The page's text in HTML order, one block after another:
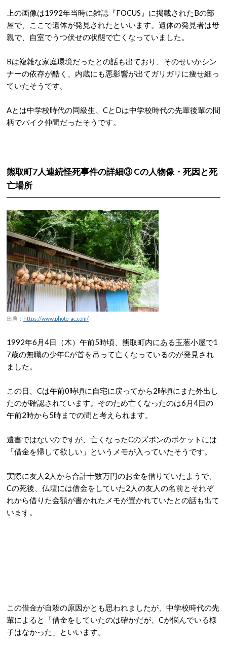
上の画像は1992年当時に雑誌『FOCUS』に掲載されたBの部
屋で、ここで遺体が発見されたといいます。遺体の発見者は母
親で、自室でうつ伏せの状態で亡くなっていました。
Bは複雑な家庭環境だったとの話も出ており、そのせいかシン
ナーの依存が酷く、内蔵にも悪影響が出てガリガリに痩せ細っ
ていたそうです。
Aとは中学校時代の同級生、CとDは中学校時代の先輩後輩の間
柄でバイク仲間だったそうです。
熊取町7人連続怪死事件の詳細③ Cの人物像・死因と死
亡場所
出典： https://www.photo-ac.com/
1992年6月4日（木）午前5時頃、熊取町内にある玉葱小屋で1
7歳の無職の少年Cが首を吊って亡くなっているのが発見され
ました。
この日、Cは午前0時頃に自宅に戻ってから2時頃にまた外出し
たのが確認されています。そのため亡くなったのは6月4日の
午前2時から5時までの間と考えられます。
遺書ではないのですが、亡くなったCのズボンのポケットには
「借金を帰して欲しい」というメモが入っていたそうです。
実際に友人2人から合計十数万円のお金を借りていたようで、
Cの死後、仏壇には借金をしていた2人の友人の名前とそれぞ
れから借りた金額が書かれたメモが置かれていたとの話も出て
います。
この借金が自殺の原因かとも思われましたが、中学校時代の先
輩によると「借金をしていたのは確かだが、Cが悩んでいる様
子はなかった」といいます。